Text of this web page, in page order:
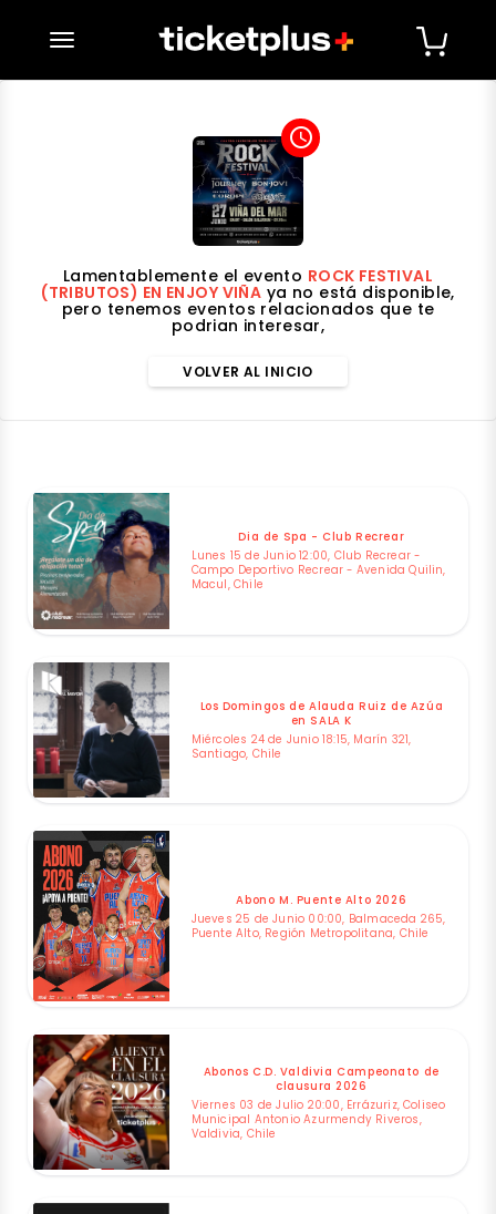
desplegar navegación
access_time
Lamentablemente el evento ROCK FESTIVAL
(TRIBUTOS) EN ENJOY VIÑA ya no está disponible,
pero tenemos eventos relacionados que te
podrian interesar,
VOLVER AL INICIO
Dia de Spa - Club Recrear
Lunes 15 de Junio 12:00, Club Recrear -
Campo Deportivo Recrear - Avenida Quilin,
Macul, Chile
Los Domingos de Alauda Ruiz de Azúa
en SALA K
Miércoles 24 de Junio 18:15, Marín 321,
Santiago, Chile
Abono M. Puente Alto 2026
Jueves 25 de Junio 00:00, Balmaceda 265,
Puente Alto, Región Metropolitana, Chile
Abonos C.D. Valdivia Campeonato de
clausura 2026
Viernes 03 de Julio 20:00, Errázuriz, Coliseo
Municipal Antonio Azurmendy Riveros,
Valdivia, Chile